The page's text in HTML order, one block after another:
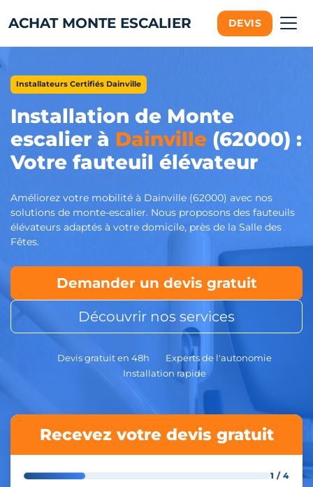
ACHAT MONTE ESCALIER DEVIS
Installateurs Certifiés Dainville
Installation de Monte
escalier à Dainville (62000) :
Votre fauteuil élévateur
Améliorez votre mobilité à Dainville (62000) avec nos
solutions de monte-escalier. Nous proposons des fauteuils
élévateurs adaptés à votre domicile, près de la Salle des
Fêtes.
Demander un devis gratuit
Découvrir nos services
Devis gratuit en 48h
Experts de l'autonomie
Installation rapide
Recevez votre devis gratuit
1 / 4